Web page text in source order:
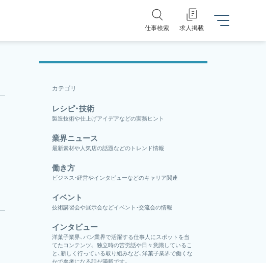
仕事検索 求人掲載
カテゴリ
レシピ・技術
製造技術や仕上げアイデアなどの実務ヒント
業界ニュース
最新素材や人気店の話題などのトレンド情報
働き方
ビジネス・経営やインタビューなどのキャリア関連
イベント
技術講習会や展示会などイベント・交流会の情報
インタビュー
洋菓子業界、パン業界で活躍する仕事人にスポットを当
てたコンテンツ。 独立時の苦労話や日々意識しているこ
と、新しく行っている取り組みなど、洋菓子業界で働くな
かで参考になる話が満載です。